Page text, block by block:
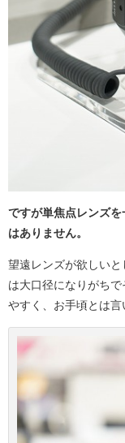
ですが単焦点レンズ
はありません。
望遠レンズが欲しい
は大口径になりがち
やすく、お手頃とは言